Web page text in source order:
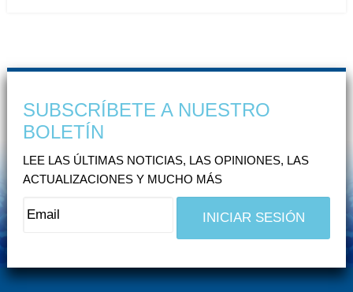
SUBSCRÍBETE A NUESTRO
BOLETÍN
LEE LAS ÚLTIMAS NOTICIAS, LAS OPINIONES, LAS
ACTUALIZACIONES Y MUCHO MÁS